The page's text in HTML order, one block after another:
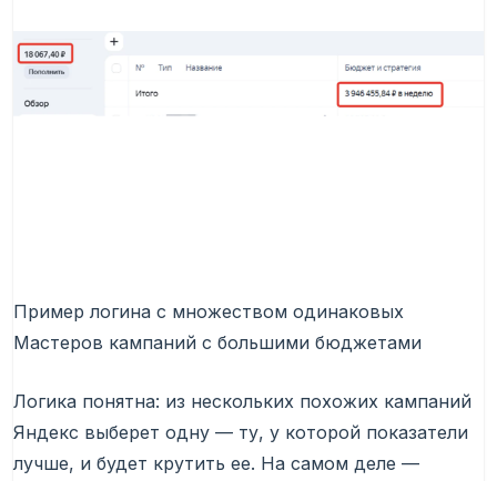
Пример логина с множеством одинаковых
Мастеров кампаний с большими бюджетами
Логика понятна: из нескольких похожих кампаний
Яндекс выберет одну — ту, у которой показатели
лучше, и будет крутить ее. На самом деле —